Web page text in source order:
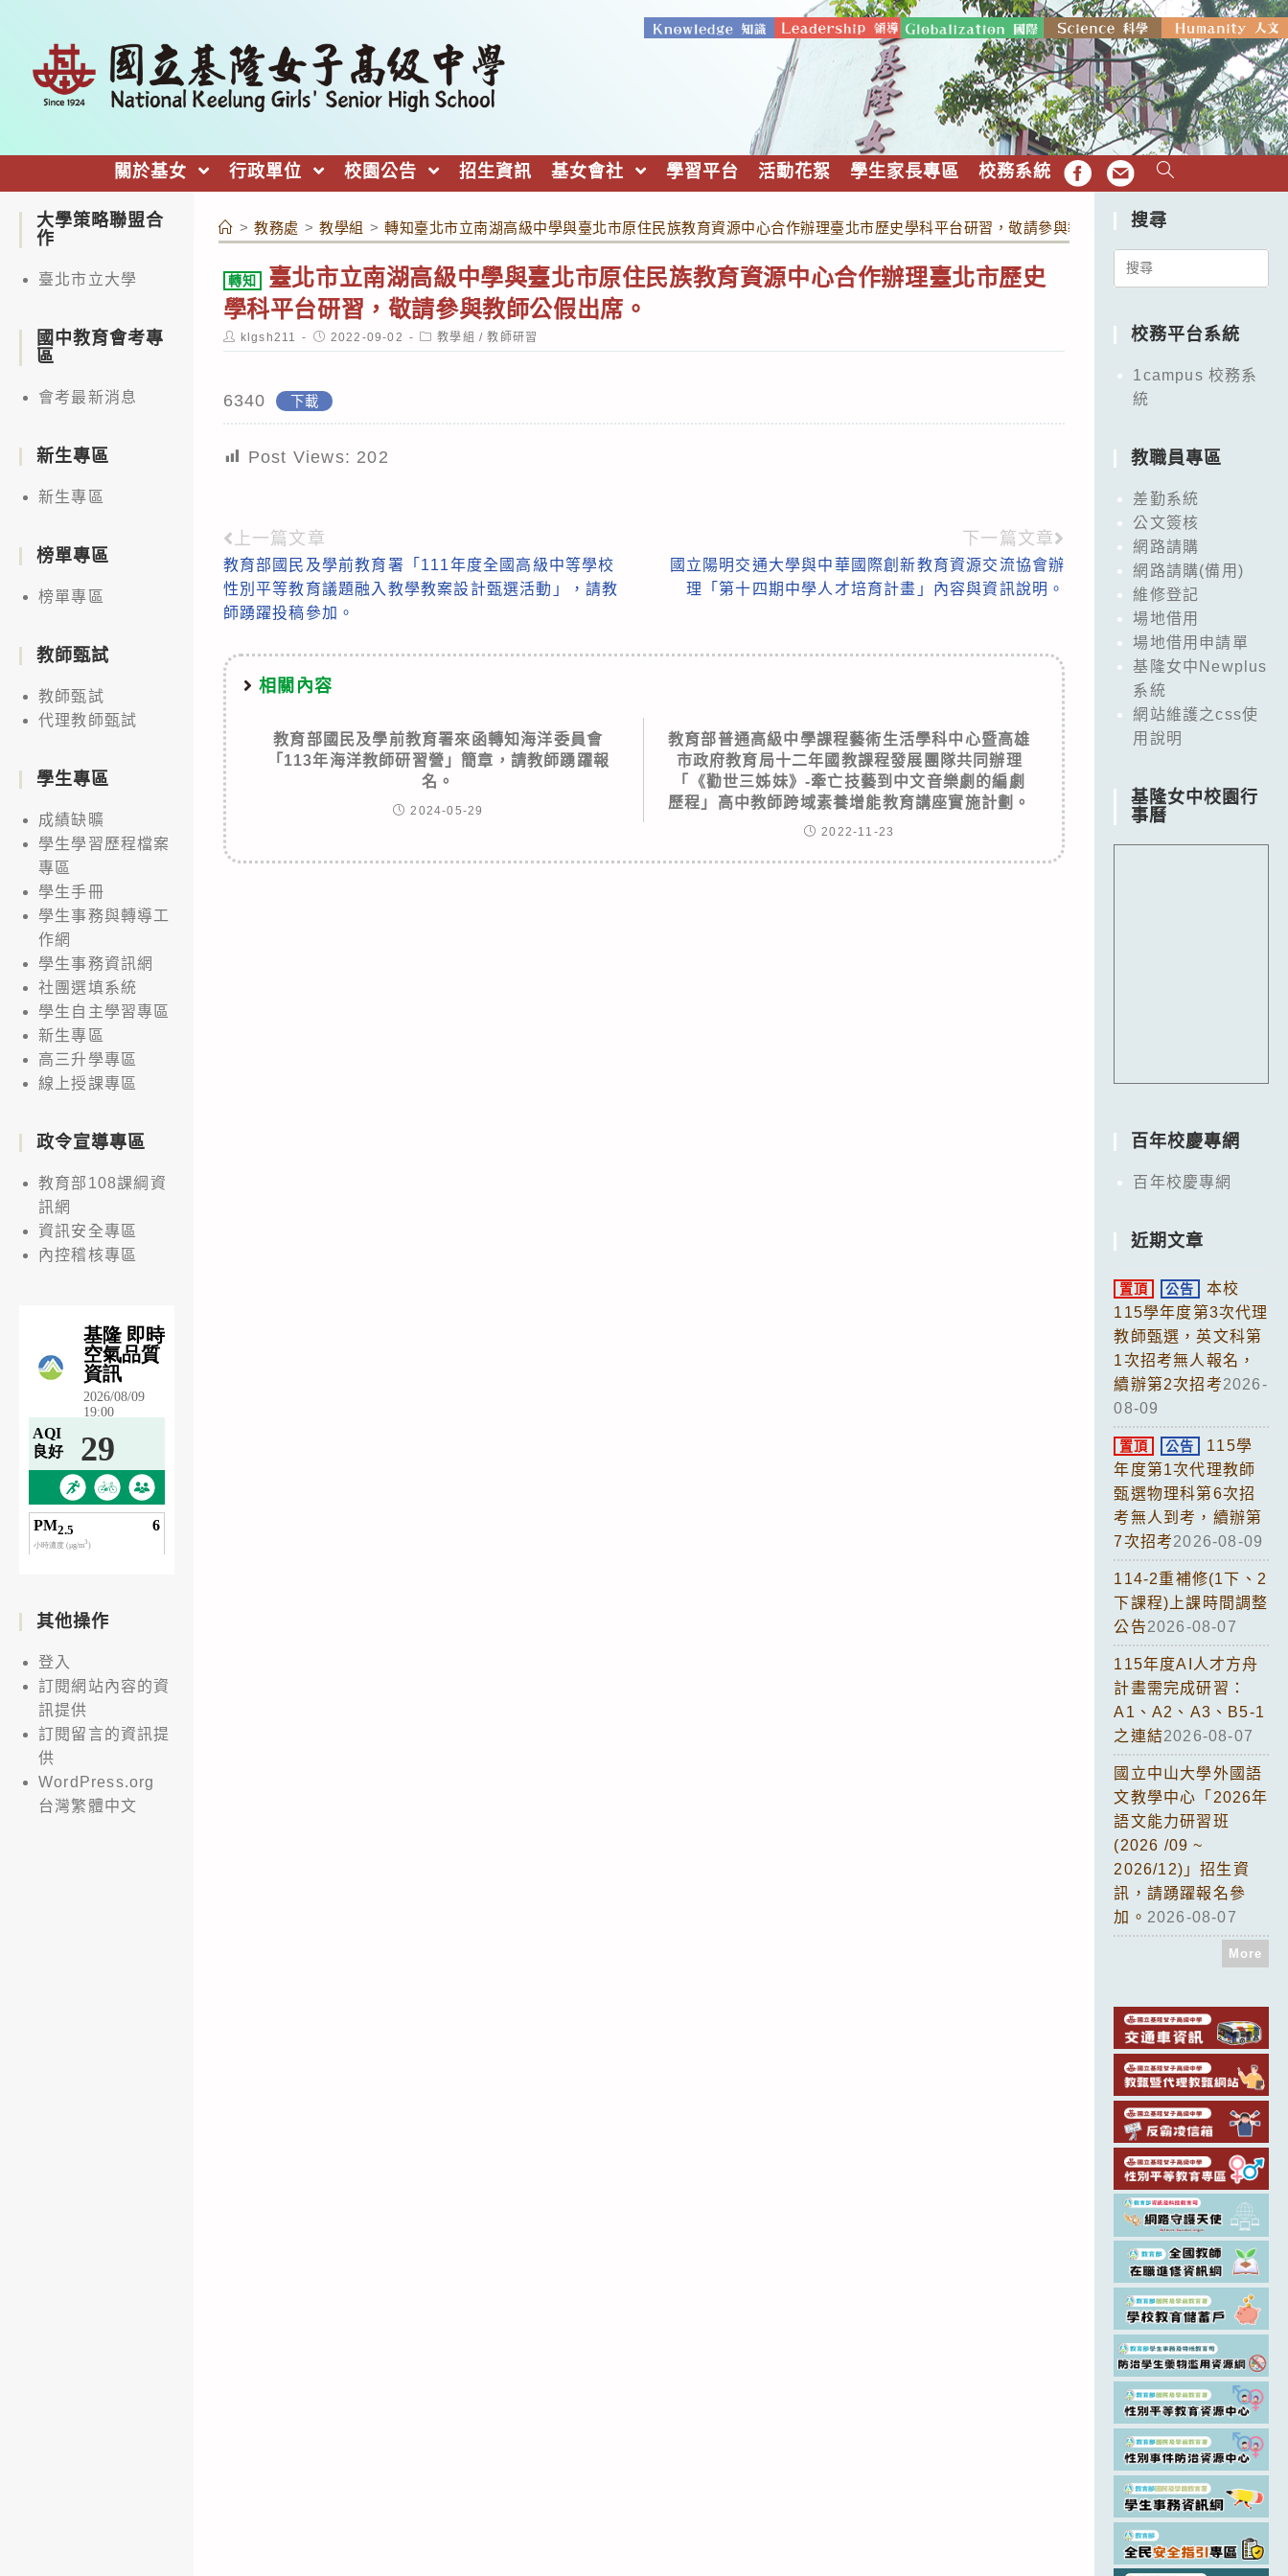
關於基女 行政單位 校園公告 招生資訊 基女會社 學習平台 活動花絮 學生家長專區 校務系統 FB EMAIL
> 教務處 > 教學組 > 轉知臺北市立南湖高級中學與臺北市原住民族教育資源中心合作辦理臺北市歷史學科平台研習，敬請參與教師公假出席。
轉知
臺北市立南湖高級中學與臺北市原住民族教育資源中心合作辦理臺北市歷史
學科平台研習，敬請參與教師公假出席。
Post
author:
klgsh211
Post
published:
2022-09-02
Post
category:
教學組 / 教師研習
6340 下載
Post Views: 202
Read
more
articles
上一篇文章
教育部國民及學前教育署「111年度全國高級中等學校
性別平等教育議題融入教學教案設計甄選活動」，請教
師踴躍投稿參加。
下一篇文章
國立陽明交通大學與中華國際創新教育資源交流協會辦
理「第十四期中學人才培育計畫」內容與資訊說明。
相關內容
教育部國民及學前教育署來函轉知海洋委員會
「113年海洋教師研習營」簡章，請教師踴躍報
名。
2024-05-29
教育部普通高級中學課程藝術生活學科中心暨高雄
市政府教育局十二年國教課程發展團隊共同辦理
「《勸世三姊妹》-牽亡技藝到中文音樂劇的編劇
歷程」高中教師跨域素養增能教育講座實施計劃。
2022-11-23
大學策略聯盟合
作
臺北市立大學
國中教育會考專
區
會考最新消息
新生專區
新生專區
榜單專區
榜單專區
教師甄試
教師甄試
代理教師甄試
學生專區
成績缺曠
學生學習歷程檔案
專區
學生手冊
學生事務與轉導工
作網
學生事務資訊網
社團選填系統
學生自主學習專區
新生專區
高三升學專區
線上授課專區
政令宣導專區
教育部108課綱資
訊網
資訊安全專區
內控稽核專區
其他操作
登入
訂閱網站內容的資
訊提供
訂閱留言的資訊提
供
WordPress.org
台灣繁體中文
搜尋
Search
校務平台系統
1campus 校務系
統
教職員專區
差勤系統
公文簽核
網路請購
網路請購(備用)
維修登記
場地借用
場地借用申請單
基隆女中Newplus
系統
網站維護之css使
用說明
基隆女中校園行
事曆
百年校慶專網
百年校慶專網
近期文章
置頂 公告
本校
115學年度第3次代理
教師甄選，英文科第
1次招考無人報名，
續辦第2次招考2026-
08-09
置頂 公告
115學
年度第1次代理教師
甄選物理科第6次招
考無人到考，續辦第
7次招考2026-08-09
114-2重補修(1下、2
下課程)上課時間調整
公告2026-08-07
115年度AI人才方舟
計畫需完成研習：
A1、A2、A3、B5-1
之連結2026-08-07
國立中山大學外國語
文教學中心「2026年
語文能力研習班
(2026 /09 ~
2026/12)」招生資
訊，請踴躍報名參
加。 2026-08-07
More